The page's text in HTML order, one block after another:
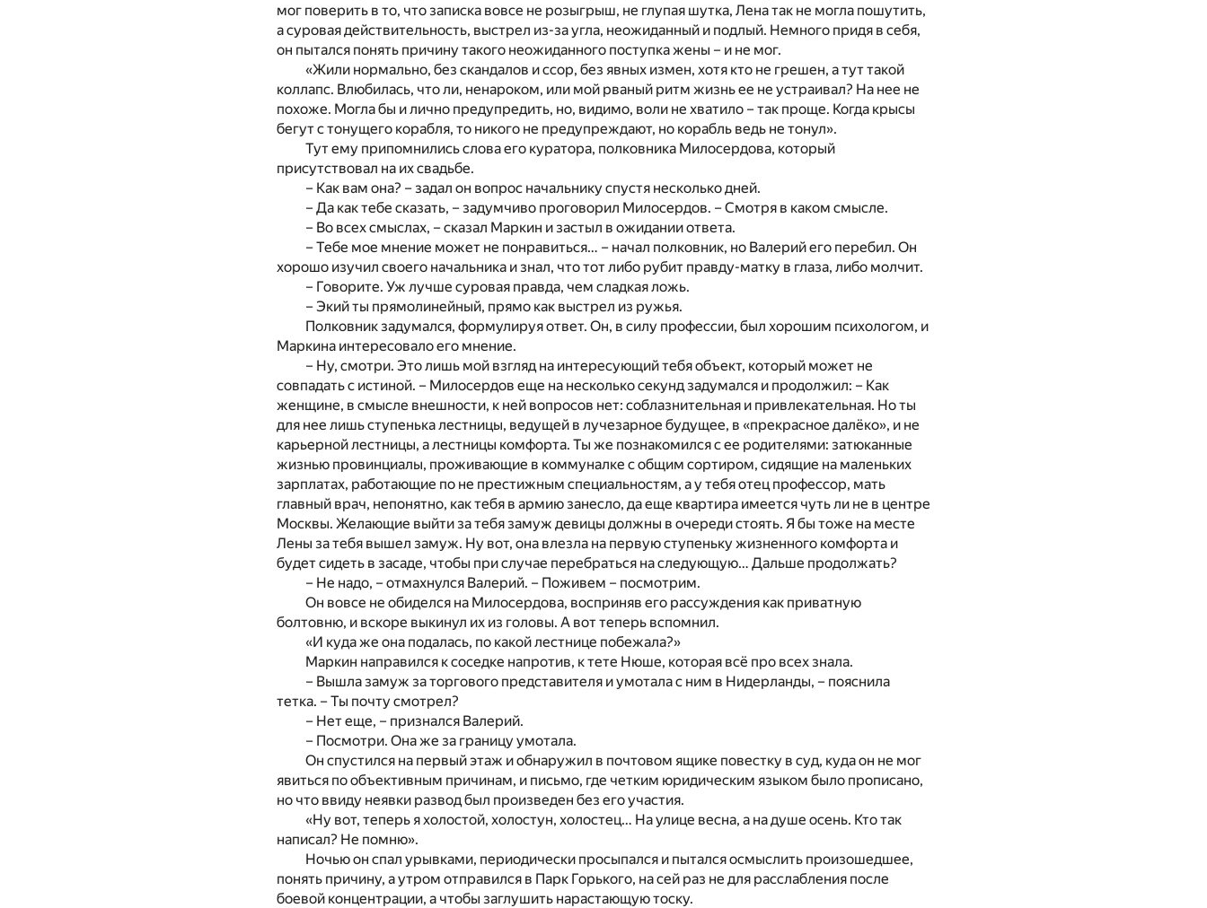
мог поверить в то, что записка вовсе не розыгрыш, не глупая шутка, Лена так не могла пошутить,
а суровая действительность, выстрел из-за угла, неожиданный и подлый. Немного придя в себя,
он пытался понять причину такого неожиданного поступка жены – и не мог.
«Жили нормально, без скандалов и ссор, без явных измен, хотя кто не грешен, а тут такой
коллапс. Влюбилась, что ли, ненароком, или мой рваный ритм жизнь ее не устраивал? На нее не
похоже. Могла бы и лично предупредить, но, видимо, воли не хватило – так проще. Когда крысы
бегут с тонущего корабля, то никого не предупреждают, но корабль ведь не тонул».
Тут ему припомнились слова его куратора, полковника Милосердова, который
присутствовал на их свадьбе.
– Как вам она? – задал он вопрос начальнику спустя несколько дней.
– Да как тебе сказать, – задумчиво проговорил Милосердов. – Смотря в каком смысле.
– Во всех смыслах, – сказал Маркин и застыл в ожидании ответа.
– Тебе мое мнение может не понравиться… – начал полковник, но Валерий его перебил. Он
хорошо изучил своего начальника и знал, что тот либо рубит правду-матку в глаза, либо молчит.
– Говорите. Уж лучше суровая правда, чем сладкая ложь.
– Экий ты прямолинейный, прямо как выстрел из ружья.
Полковник задумался, формулируя ответ. Он, в силу профессии, был хорошим психологом, и
Маркина интересовало его мнение.
– Ну, смотри. Это лишь мой взгляд на интересующий тебя объект, который может не
совпадать с истиной. – Милосердов еще на несколько секунд задумался и продолжил: – Как
женщине, в смысле внешности, к ней вопросов нет: соблазнительная и привлекательная. Но ты
для нее лишь ступенька лестницы, ведущей в лучезарное будущее, в «прекрасное далёко», и не
карьерной лестницы, а лестницы комфорта. Ты же познакомился с ее родителями: затюканные
жизнью провинциалы, проживающие в коммуналке с общим сортиром, сидящие на маленьких
зарплатах, работающие по не престижным специальностям, а у тебя отец профессор, мать
главный врач, непонятно, как тебя в армию занесло, да еще квартира имеется чуть ли не в центре
Москвы. Желающие выйти за тебя замуж девицы должны в очереди стоять. Я бы тоже на месте
Лены за тебя вышел замуж. Ну вот, она влезла на первую ступеньку жизненного комфорта и
будет сидеть в засаде, чтобы при случае перебраться на следующую… Дальше продолжать?
– Не надо, – отмахнулся Валерий. – Поживем – посмотрим.
Он вовсе не обиделся на Милосердова, восприняв его рассуждения как приватную
болтовню, и вскоре выкинул их из головы. А вот теперь вспомнил.
«И куда же она подалась, по какой лестнице побежала?»
Маркин направился к соседке напротив, к тете Нюше, которая всё про всех знала.
– Вышла замуж за торгового представителя и умотала с ним в Нидерланды, – пояснила
тетка. – Ты почту смотрел?
– Нет еще, – признался Валерий.
– Посмотри. Она же за границу умотала.
Он спустился на первый этаж и обнаружил в почтовом ящике повестку в суд, куда он не мог
явиться по объективным причинам, и письмо, где четким юридическим языком было прописано,
но что ввиду неявки развод был произведен без его участия.
«Ну вот, теперь я холостой, холостун, холостец… На улице весна, а на душе осень. Кто так
написал? Не помню».
Ночью он спал урывками, периодически просыпался и пытался осмыслить произошедшее,
понять причину, а утром отправился в Парк Горького, на сей раз не для расслабления после
боевой концентрации, а чтобы заглушить нарастающую тоску.